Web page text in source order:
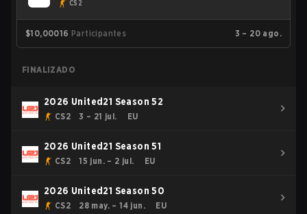
CS2
$10,00016 Participantes 3 – 20 ago.
FINALIZADO
2026 United21 Season 52
CS2 3 – 21 jul. EU
2026 United21 Season 51
CS2 15 jun. – 2 jul. EU
2026 United21 Season 50
CS2 28 may. – 14 jun. EU